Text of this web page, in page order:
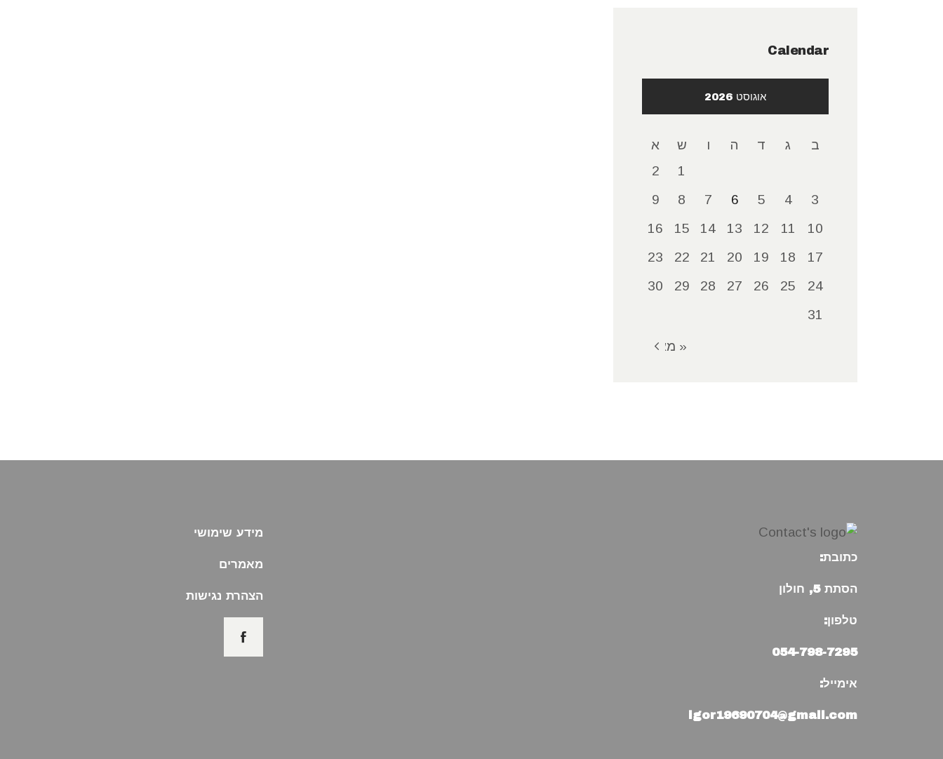
Calendar
אוגוסט 2026
ב ג ד ה ו ש
א
1
2
3
4
5
6
7
8
9
10
11
12
13
14
15
16
17
18
19
20
21
22
23
24
25
26
27
28
29
30
31
« מאי
כתובת:
הסתת 5, חולון
טלפון:
054-798-7295
אימייל:
igor19690704@gmail.com
מידע שימושי
מאמרים
הצהרת נגישות